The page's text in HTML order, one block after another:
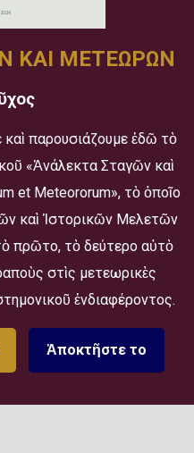
ΚΑΙ ΜΕΤΕΩΡΩΝ
παρουσιάζουμε ἐδῶ τὸ
«Ἀνάλεκτα Σταγῶν καὶ
et Meteororum», τὸ ὁποῖο
καὶ Ἱστορικῶν Μελετῶν
πρῶτο, τὸ δεύτερο αὐτὸ
στὶς μετεωρικὲς
ἐνδιαφέροντος.
Ἀποκτῆστε το